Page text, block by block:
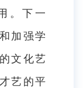
。下一
加强学
文化艺
艺的平